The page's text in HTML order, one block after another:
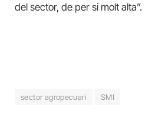
del sector, de per si molt alta”.
sector agropecuari SMI